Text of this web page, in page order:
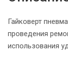
Гайковерт
проведения
использования